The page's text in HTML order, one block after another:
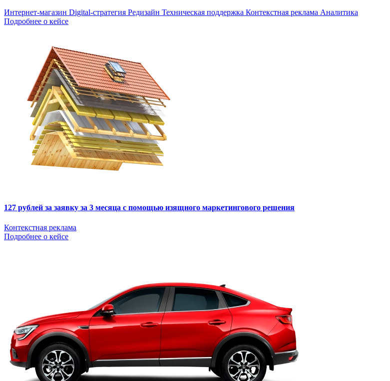
Интернет-магазин Digital-стратегия Редизайн Техническая поддержка Контекстная реклама Аналитика
Подробнее о кейсе
127 рублей за заявку за 3 месяца с помощью изящного маркетингового решения
Контекстная реклама
Подробнее о кейсе